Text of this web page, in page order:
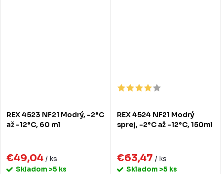
REX 4523 NF21 Modrý, -2°C
až -12°C, 60 ml
€49,04 / ks
Skladom >5 ks
REX 4524 NF21 Modrý
sprej, -2°C až -12°C, 150ml
€63,47 / ks
Skladom >5 ks